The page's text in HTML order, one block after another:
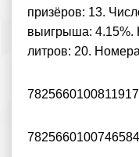
призёров: 13.
выигрыша: 4.15%.
литров: 20.
7825660100811917
7825660100746584